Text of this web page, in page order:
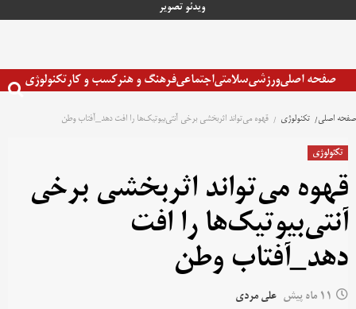
ویدئو تصویر
صفحه اصلیورزشیسلامتیاجتماعیفرهنگ و هنرکسب و کارتکنولوژی
صفحه اصلی تکنولوژی قهوه می‌تواند اثربخشی برخی آنتی‌بیوتیک‌ها را افت دهد_آفتاب وطن
تکنولوژی
قهوه می‌تواند اثربخشی برخی
آنتی‌بیوتیک‌ها را افت
دهد_آفتاب وطن
11 ماه پیش علی مردی